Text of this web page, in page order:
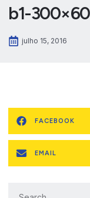
b1-
julho 15, 2016
FACEBOOK
EMAIL